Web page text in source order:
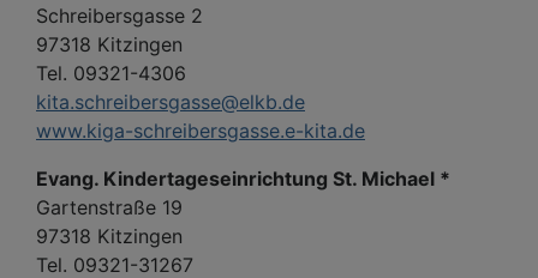
Schreibersgasse 2
97318 Kitzingen
Tel. 09321-4306
kita.schreibersgasse@elkb.de
www.kiga-schreibersgasse.e-kita.de
Evang. Kindertageseinrichtung St. Michael *
Gartenstraße 19
97318 Kitzingen
Tel. 09321-31267